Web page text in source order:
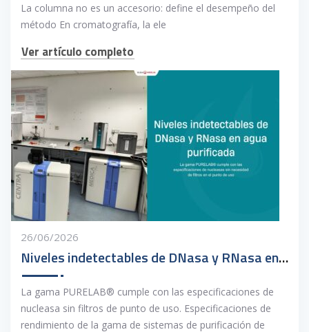
La columna no es un accesorio: define el desempeño del
método En cromatografía, la ele
Ver artículo completo
26/06/2026
Niveles indetectables de DNasa y RNasa en agua purificada
La gama PURELAB® cumple con las especificaciones de
nucleasa sin filtros de punto de uso. Especificaciones de
rendimiento de la gama de sistemas de purificación de